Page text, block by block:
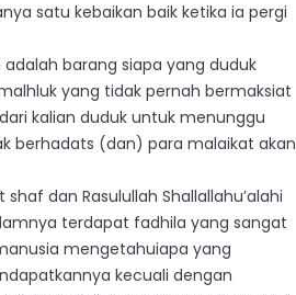
satu kebaikan baik ketika ia pergi
barang siapa yang duduk
yang tidak pernah bermaksiat
kalian duduk untuk menunggu
berhadats (dan) para malaikat akan
dan Rasulullah Shallallahu’alahi
terdapat fadhila yang sangat
mengetahuiapa yang
kecuali dengan